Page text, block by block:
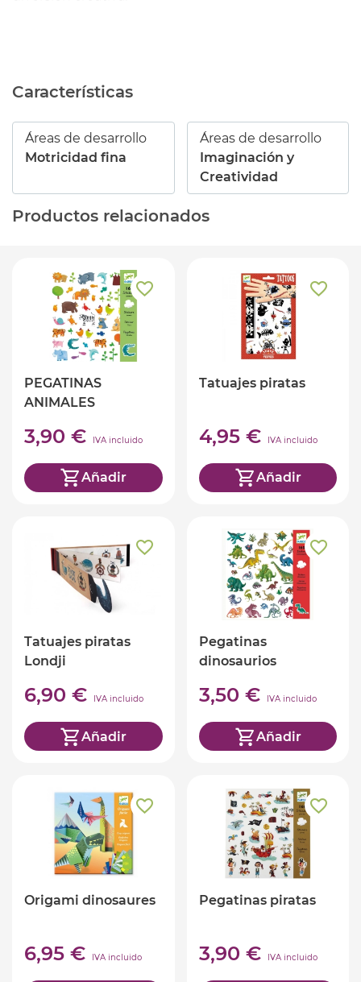
Características
Áreas de desarrollo
Motricidad fina
Áreas de desarrollo
Imaginación y
Creatividad
Productos relacionados
PEGATINAS
ANIMALES
3,90 € IVA incluido
Añadir
Tatuajes piratas
4,95 € IVA incluido
Añadir
Tatuajes piratas
Londji
6,90 € IVA incluido
Añadir
Pegatinas
dinosaurios
3,50 € IVA incluido
Añadir
Origami dinosaures
6,95 € IVA incluido
Pegatinas piratas
3,90 € IVA incluido